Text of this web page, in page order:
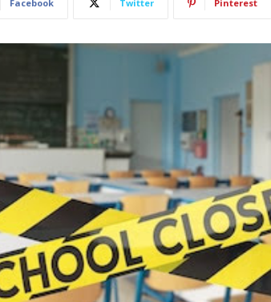
Facebook Twitter Pinterest